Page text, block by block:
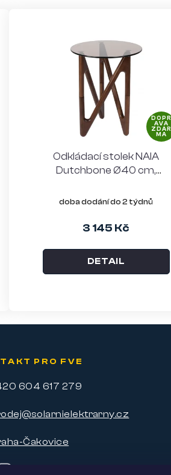
DOPR
AVA
ZDAR
MA
Odkládací stolek NAIA
Dutchbone Ø40 cm,
doba dodání do 2 týdnů
3 145 Kč
DETAIL
PRO FVE
Čakovice
604 617 279